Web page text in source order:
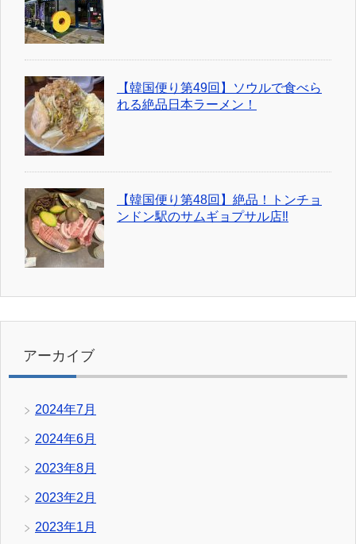
【韓国便り第49回】ソウルで食べら
れる絶品日本ラーメン！
【韓国便り第48回】絶品！トンチョ
ンドン駅のサムギョプサル店‼
アーカイブ
2024年7月
2024年6月
2023年8月
2023年2月
2023年1月